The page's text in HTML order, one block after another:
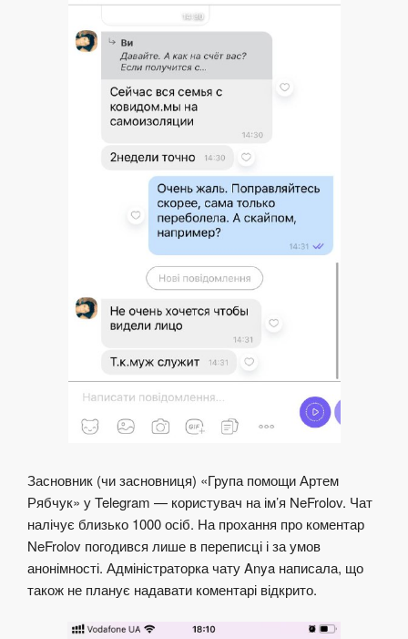
Засновник (чи засновниця) «Група помощи Артем
Рябчук» у Telegram — користувач на ім’я NeFrolov. Чат
налічує близько 1000 осіб. На прохання про коментар
NeFrolov погодився лише в переписці і за умов
анонімності. Адміністраторка чату Anya написала, що
також не планує надавати коментарі відкрито.